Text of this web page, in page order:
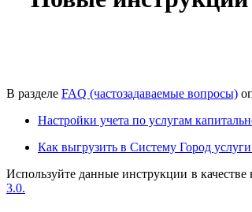
В разделе FAQ (частозадаваемые вопросы)
Настройки учета по услугам
Как выгрузить в Систему Город
Используйте данные инструкции в
3.0.